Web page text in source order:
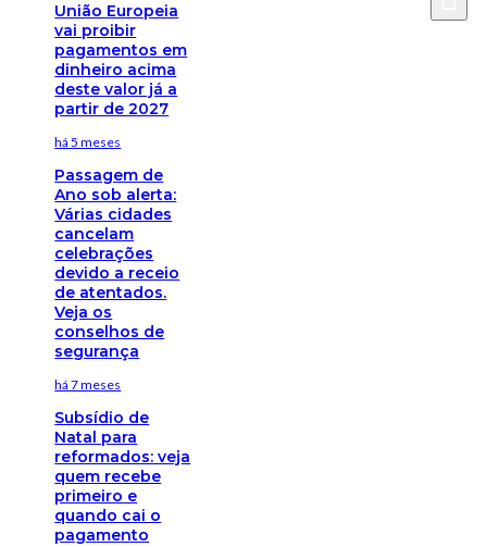
União Europeia
vai proibir
pagamentos em
dinheiro acima
deste valor já a
partir de 2027
há 5 meses
Passagem de
Ano sob alerta:
Várias cidades
cancelam
celebrações
devido a receio
de atentados.
Veja os
conselhos de
segurança
há 7 meses
Subsídio de
Natal para
reformados: veja
quem recebe
primeiro e
quando cai o
pagamento